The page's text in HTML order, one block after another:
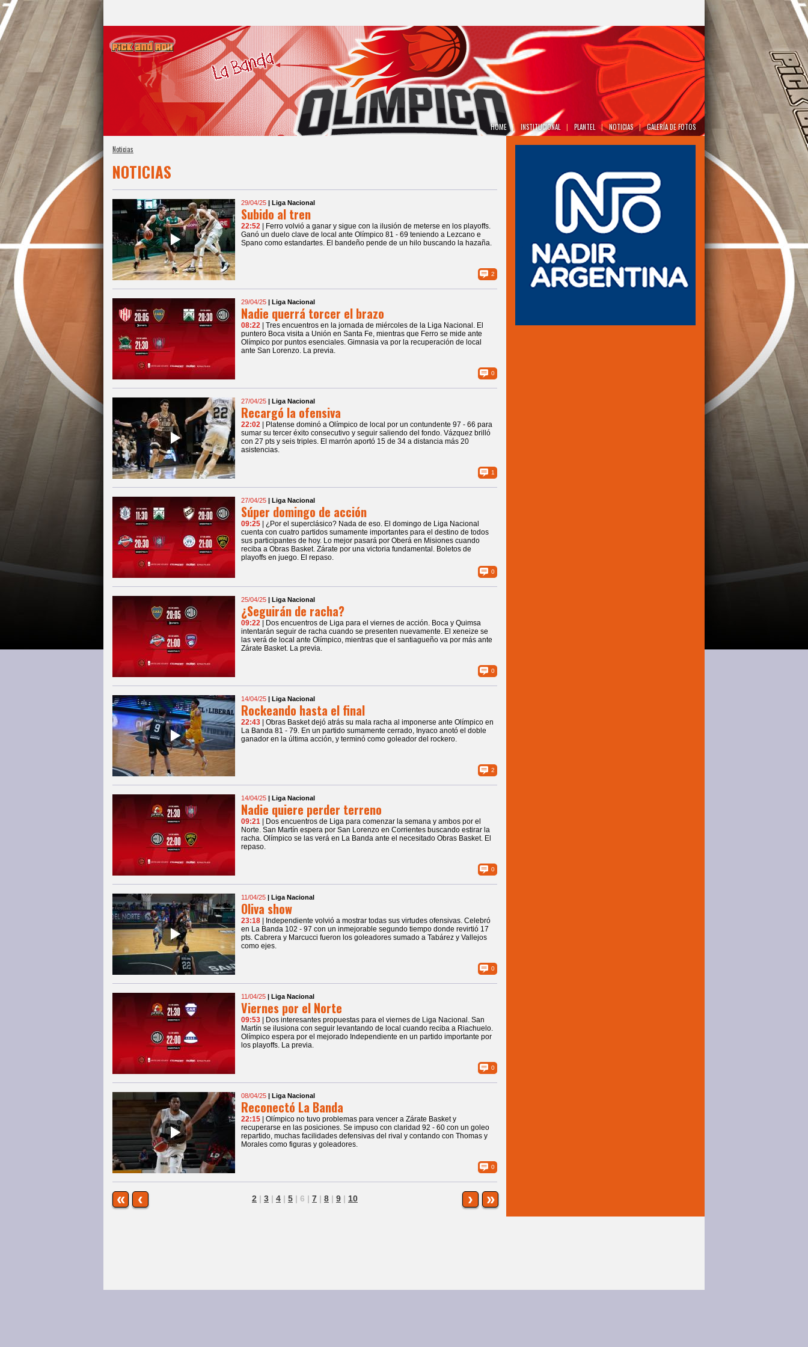
HOME | INSTITUCIONAL | PLANTEL | NOTICIAS | GALERÍA DE FOTOS
Noticias
NOTICIAS
29/04/25 | Liga Nacional
Subido al tren
22:52
| Ferro volvió a ganar y sigue con la ilusión de meterse en los playoffs.
Ganó un duelo clave de local ante Olímpico 81 - 69 teniendo a Lezcano e
Spano como estandartes. El bandeño pende de un hilo buscando la hazaña.
2
29/04/25 | Liga Nacional
Nadie querrá torcer el brazo
08:22
| Tres encuentros en la jornada de miércoles de la Liga Nacional. El
puntero Boca visita a Unión en Santa Fe, mientras que Ferro se mide ante
Olímpico por puntos esenciales. Gimnasia va por la recuperación de local
ante San Lorenzo. La previa.
0
27/04/25 | Liga Nacional
Recargó la ofensiva
22:02
| Platense dominó a Olímpico de local por un contundente 97 - 66 para
sumar su tercer éxito consecutivo y seguir saliendo del fondo. Vázquez brilló
con 27 pts y seis triples. El marrón aportó 15 de 34 a distancia más 20
asistencias.
1
27/04/25 | Liga Nacional
Súper domingo de acción
09:25
| ¿Por el superclásico? Nada de eso. El domingo de Liga Nacional
cuenta con cuatro partidos sumamente importantes para el destino de todos
sus participantes de hoy. Lo mejor pasará por Oberá en Misiones cuando
reciba a Obras Basket. Zárate por una victoria fundamental. Boletos de
playoffs en juego. El repaso.
0
25/04/25 | Liga Nacional
¿Seguirán de racha?
09:22
| Dos encuentros de Liga para el viernes de acción. Boca y Quimsa
intentarán seguir de racha cuando se presenten nuevamente. El xeneize se
las verá de local ante Olímpico, mientras que el santiagueño va por más ante
Zárate Basket. La previa.
0
14/04/25 | Liga Nacional
Rockeando hasta el final
22:43
| Obras Basket dejó atrás su mala racha al imponerse ante Olímpico en
La Banda 81 - 79. En un partido sumamente cerrado, Inyaco anotó el doble
ganador en la última acción, y terminó como goleador del rockero.
2
14/04/25 | Liga Nacional
Nadie quiere perder terreno
09:21
| Dos encuentros de Liga para comenzar la semana y ambos por el
Norte. San Martín espera por San Lorenzo en Corrientes buscando estirar la
racha. Olímpico se las verá en La Banda ante el necesitado Obras Basket. El
repaso.
0
11/04/25 | Liga Nacional
Oliva show
23:18
| Independiente volvió a mostrar todas sus virtudes ofensivas. Celebró
en La Banda 102 - 97 con un inmejorable segundo tiempo donde revirtió 17
pts. Cabrera y Marcucci fueron los goleadores sumado a Tabárez y Vallejos
como ejes.
0
11/04/25 | Liga Nacional
Viernes por el Norte
09:53
| Dos interesantes propuestas para el viernes de Liga Nacional. San
Martín se ilusiona con seguir levantando de local cuando reciba a Riachuelo.
Olímpico espera por el mejorado Independiente en un partido importante por
los playoffs. La previa.
0
08/04/25 | Liga Nacional
Reconectó La Banda
22:15
| Olímpico no tuvo problemas para vencer a Zárate Basket y
recuperarse en las posiciones. Se impuso con claridad 92 - 60 con un goleo
repartido, muchas facilidades defensivas del rival y contando con Thomas y
Morales como figuras y goleadores.
0
« ‹ 2 | 3 | 4 | 5 | 6 | 7 | 8 | 9 | 10 › »